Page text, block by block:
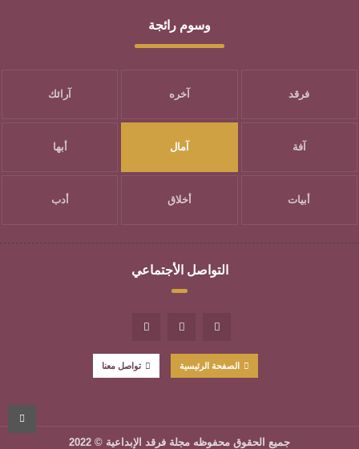
وسوم رائجة
فرقد آخره آرائك
آفة آمال أبها
أبيات أخلاق أدب
التواصل الأجتماعي
الصفحة الرئيسية تواصل معنا
جميع الحقوق محفوظه مجلة فرقد الإبداعية © 2022